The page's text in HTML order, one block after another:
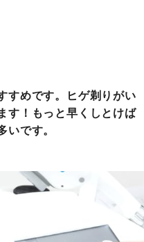
すめです。ヒゲ剃りがい
す！もっと早くしとけば
いです。